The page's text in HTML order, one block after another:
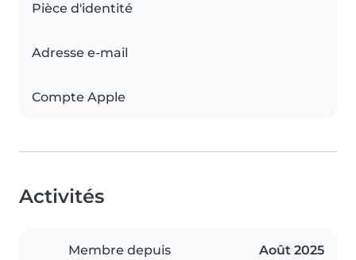
Pièce d'identité
Adresse e-mail
Compte Apple
Activités
Membre depuis Août 2025